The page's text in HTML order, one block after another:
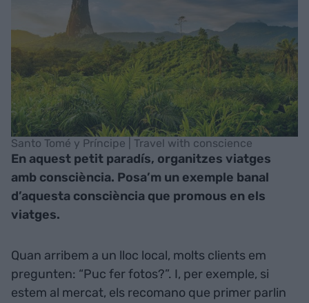
Santo Tomé y Príncipe | Travel with conscience
En aquest petit paradís, organitzes viatges
amb consciència. Posa’m un exemple banal
d’aquesta consciència que promous en els
viatges.
Quan arribem a un lloc local, molts clients em
pregunten: “Puc fer fotos?”. I, per exemple, si
estem al mercat, els recomano que primer parlin